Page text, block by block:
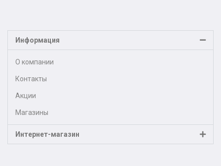
Информация
О компании
Контакты
Акции
Магазины
Интернет-магазин